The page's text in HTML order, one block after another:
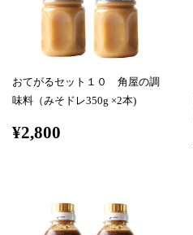
おてがるセット１０ 角屋の調
味料（みそドレ350g ×2本)
¥2,800